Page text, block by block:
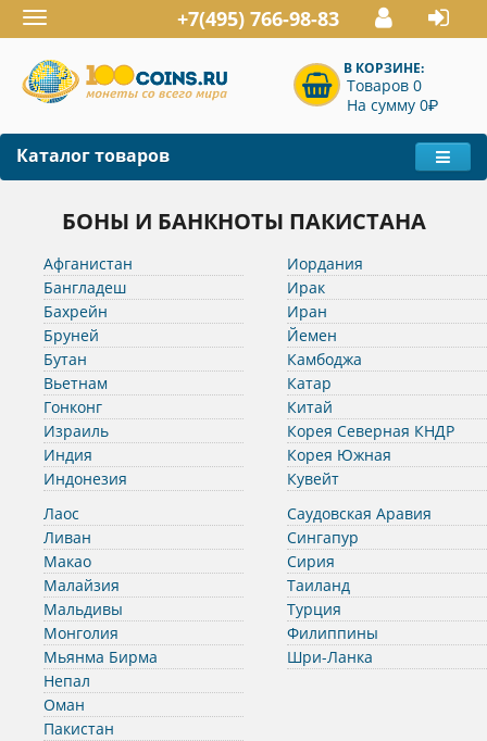
Toggle
navigation
+7(495) 766-98-83
В КОРЗИНЕ:
Товаров 0
На сумму 0P
Каталог товаров
БОНЫ И БАНКНОТЫ ПАКИСТАНА
Афганистан
Бангладеш
Бахрейн
Бруней
Бутан
Вьетнам
Гонконг
Израиль
Индия
Индонезия
Иордания
Ирак
Иран
Йемен
Камбоджа
Катар
Китай
Корея Северная КНДР
Корея Южная
Кувейт
Лаос
Ливан
Макао
Малайзия
Мальдивы
Монголия
Мьянма Бирма
Непал
Оман
Пакистан
Саудовская Аравия
Сингапур
Сирия
Таиланд
Турция
Филиппины
Шри-Ланка